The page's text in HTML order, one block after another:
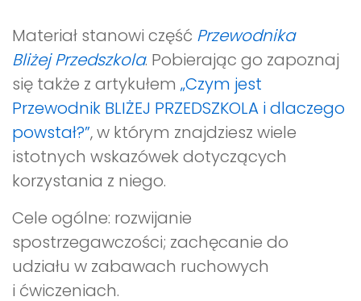
Materiał stanowi część Przewodnika
Bliżej Przedszkola. Pobierając go zapoznaj
się także z artykułem „Czym jest
Przewodnik BLIŻEJ PRZEDSZKOLA i dlaczego
powstał?”, w którym znajdziesz wiele
istotnych wskazówek dotyczących
korzystania z niego.
Cele ogólne: rozwijanie
spostrzegawczości; zachęcanie do
udziału w zabawach ruchowych
i ćwiczeniach.